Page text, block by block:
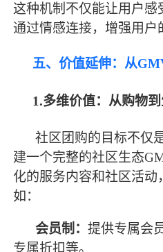
这种机制不仅能让用户
通过情感连接，增强用户
五、价值延伸：从
1.多维价值：从购物
社区团购的目标不仅
建一个完整的社区生态
化的服务内容和社区活动
如：
会员制：提供专属会
专属折扣等。